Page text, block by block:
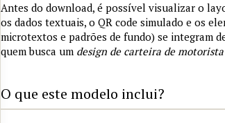
Antes do download, é possível visualizar o
os dados textuais, o QR code simulado e os
microtextos e padrões de fundo) se integram
quem busca um design de carteira de
O que este modelo inclui?